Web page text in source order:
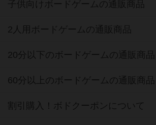
子供向けボードゲームの通販商品
2人用ボードゲームの通販商品
20分以下のボードゲームの通販商品
60分以上のボードゲームの通販商品
割引購入！ボドクーポンについて